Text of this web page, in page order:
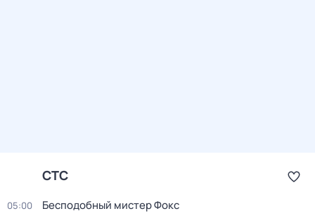
СТС
05:00 Бесподобный мистер Фокс